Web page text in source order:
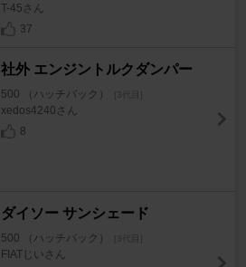
T-45さん
37
社外 エンジントルクダンパー
500 （ハッチバック） [3代目]
xedos4240さん
8
ダイソー サンシェード
500 （ハッチバック） [3代目]
FIATじいさん